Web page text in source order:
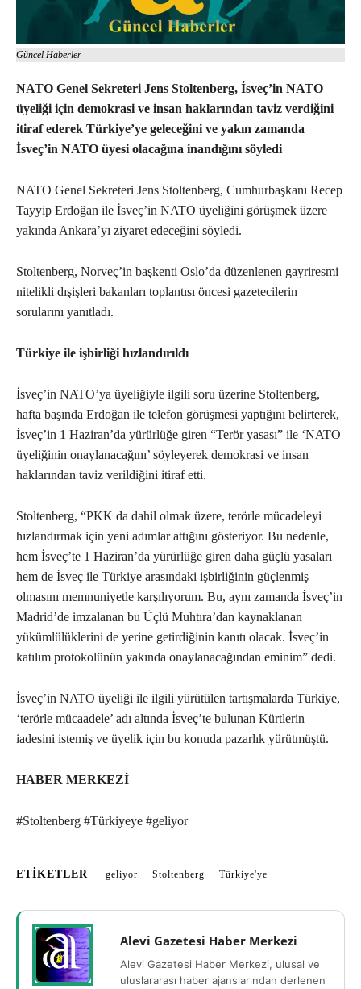
Güncel Haberler
NATO Genel Sekreteri Jens Stoltenberg, İsveç’in NATO
üyeliği için demokrasi ve insan haklarından taviz verdiğini
itiraf ederek Türkiye’ye geleceğini ve yakın zamanda
İsveç’in NATO üyesi olacağına inandığını söyledi
NATO Genel Sekreteri Jens Stoltenberg, Cumhurbaşkanı Recep
Tayyip Erdoğan ile İsveç’in NATO üyeliğini görüşmek üzere
yakında Ankara’yı ziyaret edeceğini söyledi.
Stoltenberg, Norveç’in başkenti Oslo’da düzenlenen gayriresmi
nitelikli dışişleri bakanları toplantısı öncesi gazetecilerin
sorularını yanıtladı.
Türkiye ile işbirliği hızlandırıldı
İsveç’in NATO’ya üyeliğiyle ilgili soru üzerine Stoltenberg,
hafta başında Erdoğan ile telefon görüşmesi yaptığını belirterek,
İsveç’in 1 Haziran’da yürürlüğe giren “Terör yasası” ile ‘NATO
üyeliğinin onaylanacağını’ söyleyerek demokrasi ve insan
haklarından taviz verildiğini itiraf etti.
Stoltenberg, “PKK da dahil olmak üzere, terörle mücadeleyi
hızlandırmak için yeni adımlar attığını gösteriyor. Bu nedenle,
hem İsveç’te 1 Haziran’da yürürlüğe giren daha güçlü yasaları
hem de İsveç ile Türkiye arasındaki işbirliğinin güçlenmiş
olmasını memnuniyetle karşılıyorum. Bu, aynı zamanda İsveç’in
Madrid’de imzalanan bu Üçlü Muhtıra’dan kaynaklanan
yükümlülüklerini de yerine getirdiğinin kanıtı olacak. İsveç’in
katılım protokolünün yakında onaylanacağından eminim” dedi.
İsveç’in NATO üyeliği ile ilgili yürütülen tartışmalarda Türkiye,
‘terörle mücaadele’ adı altında İsveç’te bulunan Kürtlerin
iadesini istemiş ve üyelik için bu konuda pazarlık yürütmüştü.
HABER MERKEZİ
#Stoltenberg #Türkiyeye #geliyor
ETIKETLER geliyor Stoltenberg Türkiye'ye
Alevi Gazetesi Haber Merkezi
Alevi Gazetesi Haber Merkezi, ulusal ve
uluslararası haber ajanslarından derlenen